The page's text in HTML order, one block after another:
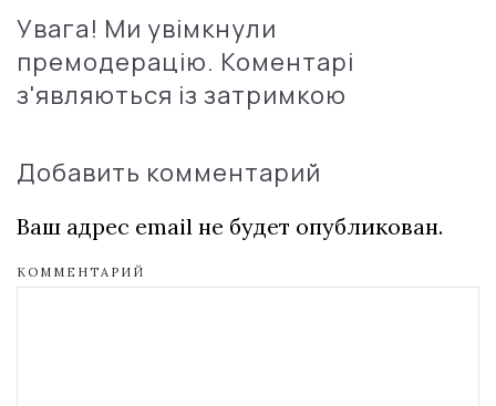
Увага! Ми увімкнули
премодерацію. Коментарі
з'являються із затримкою
Добавить комментарий
Ваш адрес email не будет опубликован.
КОММЕНТАРИЙ